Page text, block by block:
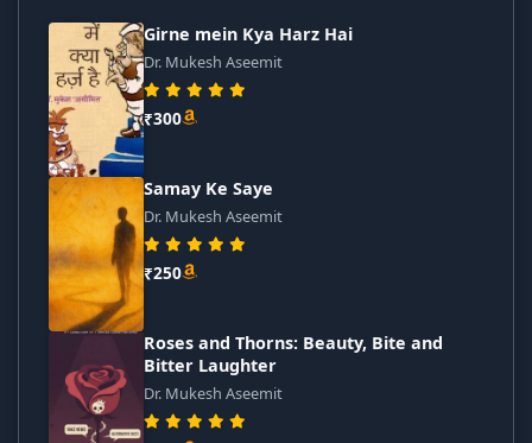
Girne mein Kya Harz Hai
Dr. Mukesh Aseemit
₹300
Samay Ke Saye
Dr. Mukesh Aseemit
₹250
Roses and Thorns: Beauty, Bite and
Bitter Laughter
Dr. Mukesh Aseemit